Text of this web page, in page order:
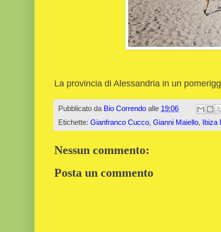
La provincia di Alessandria in un
Pubblicato da Bio Correndo alle 19:06
Etichette: Gianfranco Cucco, Gianni Maiello, Ibiza
Nessun commento:
Posta un commento